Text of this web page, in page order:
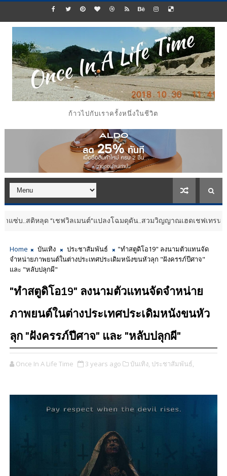
ก้าวไปกับเราครั้งหนึ่งในชีวิต
“เชฟวิลเมนต์”แปลงโฉมดุดัน..สวมวิญญาณเฮดเชฟเทรนเนอร์ ประ
Home บันเทิง ประชาสัมพันธ์
"ทำสตูดิโอ19" ลงนามตัวแทนจัด
จำหน่ายภาพยนต์ในต่างประเทศประเดิมหนังขนหัวลุก​ "ฝังครรภ์ปีศาจ"
และ​ "หลับปลุกผี"
"ทำสตูดิโอ19" ลงนามตัวแทนจัดจำหน่าย
ภาพยนต์ในต่างประเทศประเดิมหนังขนหัว
ลุก​ "ฝังครรภ์ปีศาจ" และ​ "หลับปลุกผี"
Once In A Life Time 3 years ago บันเทิง, ประชาสัมพันธ์,